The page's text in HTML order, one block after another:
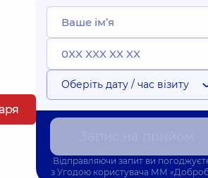
Оберіть дату / час візиту
Відправляючи запит ви
з Угодою користувача ММ